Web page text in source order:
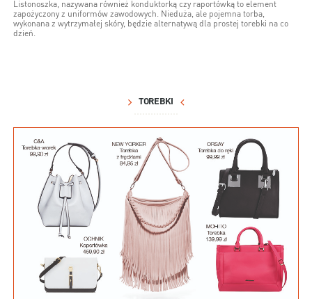
Listonoszka, nazywana również konduktorką czy raportówką to element
zapożyczony z uniformów zawodowych. Nieduża, ale pojemna torba,
wykonana z wytrzymałej skóry, będzie alternatywą dla prostej torebki na co
dzień.
TOREBKI